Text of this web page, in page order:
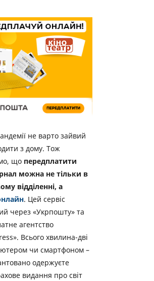
не варто зайвий
з дому. Тож
що передплатити
можна не тільки в
відділенні, а
. Цей сервіс
через «Укрпошту» та
агентство
Всього хвилина-дві
чи смартфоном –
одержуєте
видання про світ